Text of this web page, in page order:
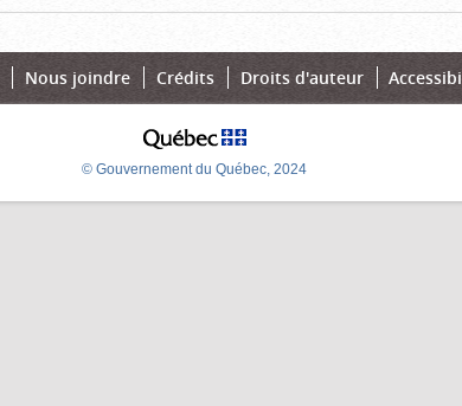
Nous joindre Crédits Droits d'auteur
© Gouvernement du Québec, 2024